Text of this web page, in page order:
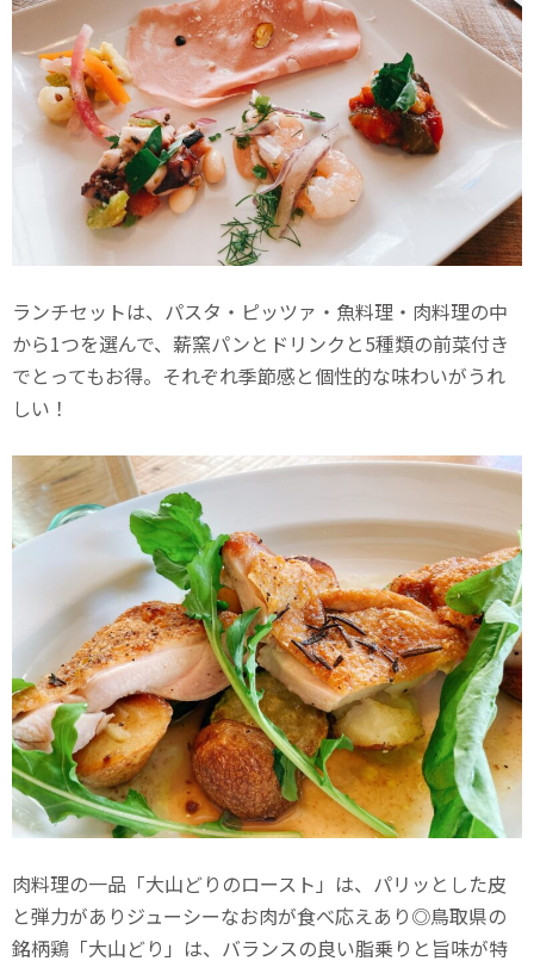
ランチセットは、パスタ・ピッツァ・魚料理・肉料理の中
から1つを選んで、薪窯パンとドリンクと5種類の前菜付き
でとってもお得。それぞれ季節感と個性的な味わいがうれ
しい！
肉料理の一品「大山どりのロースト」は、パリッとした皮
と弾力がありジューシーなお肉が食べ応えあり◎鳥取県の
銘柄鶏「大山どり」は、バランスの良い脂乗りと旨味が特